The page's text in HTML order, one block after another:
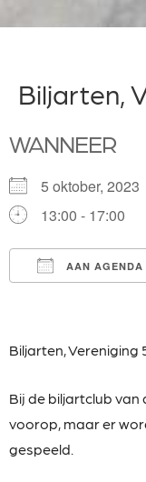
Biljarten,
WANNEER
5 oktober, 2023
13:00 - 17:00
AAN AGENDA
Biljarten,Vereniging
Bij de biljartclub
voorop, maar er
gespeeld.